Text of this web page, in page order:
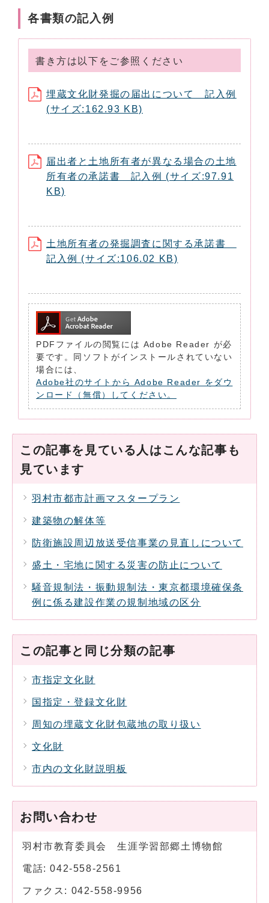
各書類の記入例
書き方は以下をご参照ください
埋蔵文化財発掘の届出について 記入例
(サイズ:162.93 KB)
届出者と土地所有者が異なる場合の土地
所有者の承諾書 記入例 (サイズ:97.91
KB)
土地所有者の発掘調査に関する承諾書
記入例 (サイズ:106.02 KB)
PDFファイルの閲覧には Adobe Reader が必
要です。同ソフトがインストールされていない
場合には、
Adobe社のサイトから Adobe Reader をダウ
ンロード（無償）してください。
この記事を見ている人はこんな記事も
見ています
羽村市都市計画マスタープラン
建築物の解体等
防衛施設周辺放送受信事業の見直しについて
盛土・宅地に関する災害の防止について
騒音規制法・振動規制法・東京都環境確保条
例に係る建設作業の規制地域の区分
この記事と同じ分類の記事
市指定文化財
国指定・登録文化財
周知の埋蔵文化財包蔵地の取り扱い
文化財
市内の文化財説明板
お問い合わせ
羽村市教育委員会 生涯学習部郷土博物館
電話: 042-558-2561
ファクス: 042-558-9956